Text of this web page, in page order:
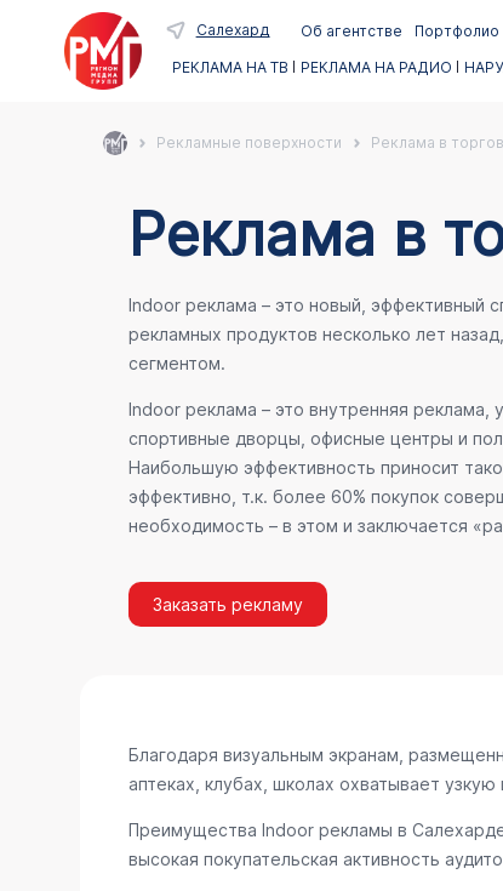
Салехард Об агентстве
Портфолио
РЕКЛАМА НА ТВ
РЕКЛАМА НА РАДИО
Рекламные поверхности Реклама в
Реклама в
Indoor реклама – это новый, эффективный
рекламных продуктов несколько лет
сегментом.
Indoor реклама – это внутренняя
спортивные дворцы, офисные центры и
Наибольшую эффективность приносит
эффективно, т.к. более 60% покупок
необходимость – в этом и заключается
Заказать рекламу
Благодаря визуальным экранам,
аптеках, клубах, школах охватывает
Преимущества Indoor рекламы в
высокая покупательская активность